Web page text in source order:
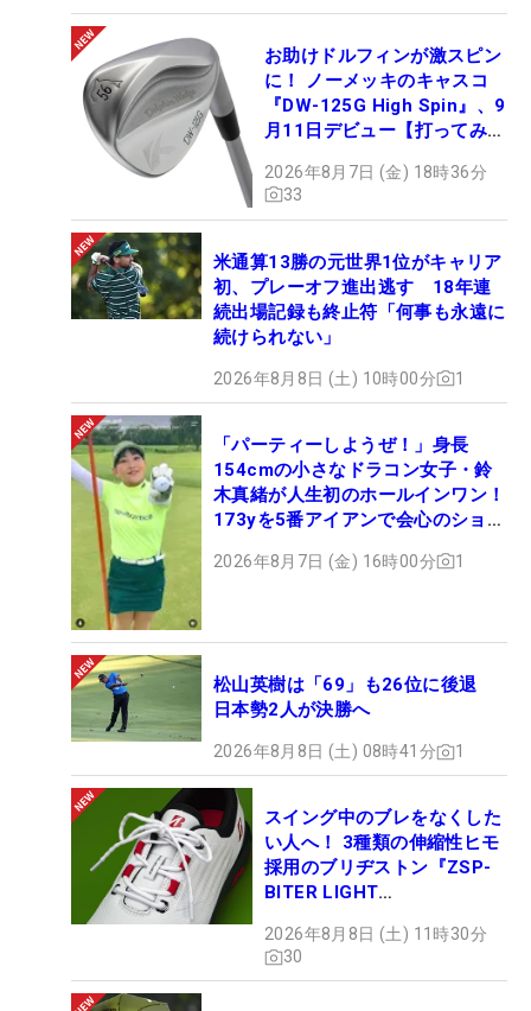
お助けドルフィンが激スピン
に！ ノーメッキのキャスコ
『DW-125G High Spin』、9
月11日デビュー【打ってみ
2026年8月7日 (金) 18時36分
33
米通算13勝の元世界1位がキャリア
初、プレーオフ進出逃す 18年連
続出場記録も終止符「何事も永遠に
続けられない」
2026年8月8日 (土) 10時00分 1
「パーティーしようぜ！」身長
154cmの小さなドラコン女子・鈴
木真緒が人生初のホールインワン！
173yを5番アイアンで会心のショッ
2026年8月7日 (金) 16時00分 1
松山英樹は「69」も26位に後退
日本勢2人が決勝へ
2026年8月8日 (土) 08時41分 1
スイング中のブレをなくした
い人へ！ 3種類の伸縮性ヒモ
採用のブリヂストン『ZSP-
BITER LIGHT
ュー
2026年8月8日 (土) 11時30分
30